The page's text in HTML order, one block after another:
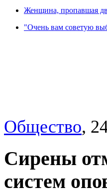
Женщина, пропавшая
"Очень вам советую
Общество,
Сирены
систем